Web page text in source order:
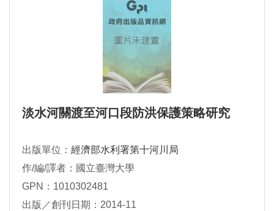
淡水河關渡至河口段防洪保護策略研究
出版單位： 經濟部水利署第十河川局
作/編/譯者：國立臺灣大學
GPN：1010302481
出版／創刊日期：2014-11